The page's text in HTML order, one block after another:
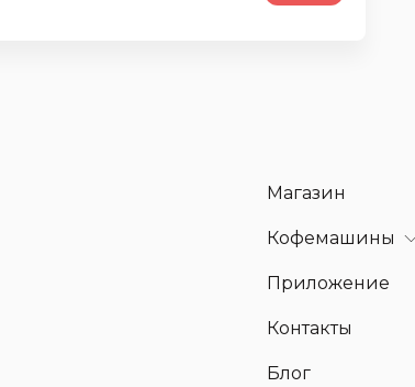
Магазин
Кофемашины
Приложение
Контакты
Блог